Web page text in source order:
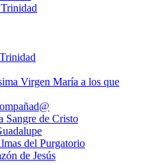
Virgen María a los que
Sangre de Cristo
del Purgatorio
de Jesús